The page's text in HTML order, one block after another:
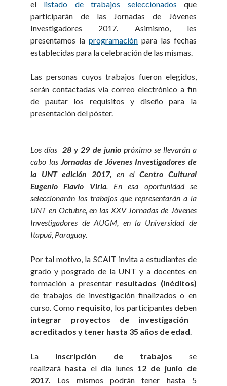
el listado de trabajos seleccionados que
participarán de las Jornadas de Jóvenes
Investigadores 2017. Asimismo, les
presentamos laprogramación para las fechas
establecidas para la celebración de las mismas.
Las personas cuyos trabajos fueron elegidos,
serán contactadas vía correo electrónico a fin
de pautar los requisitos y diseño para la
presentación del póster.
Los días 28 y 29 de juniopróximo se llevarán a
cabo lasJornadas de Jóvenes Investigadores de
la UNT edición 2017,en elCentro Cultural
Eugenio Flavio Virla. En esa oportunidad se
seleccionarán los trabajos que representarán a la
UNT en Octubre, en las XXV Jornadas de Jóvenes
Investigadores de AUGM, en la Universidad de
Itapuá, Paraguay.
Por tal motivo, la SCAIT invita a estudiantes de
grado y posgrado de la UNT y a docentes en
formación a presentarresultados (inéditos)
de trabajos de investigación finalizados o en
curso. Como requisito, los participantes deben
integrar proyectos de investigación
acreditados y tener hasta 35 años de edad.
La inscripción de trabajos se
realizará hasta el día lunes 12 de junio de
2017. Los mismos podrán tener hasta 5